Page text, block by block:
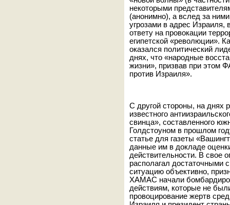
некоторыми
(анонимно), а вслед за
угрозами в адрес Израиля,
ответу на провокации
египетской «революции».
оказался политический
днях, что «народные
жизни», призвав при этом
против Израиля».
С другой стороны, на днях
известного
свинца», составленного
Голдстоуном в прошлом
статье для газеты
данные им в докладе
действительности. В свое
располагал достаточными
ситуацию объективно,
ХАМАС начали
действиям, которые не
провоцирование жертв